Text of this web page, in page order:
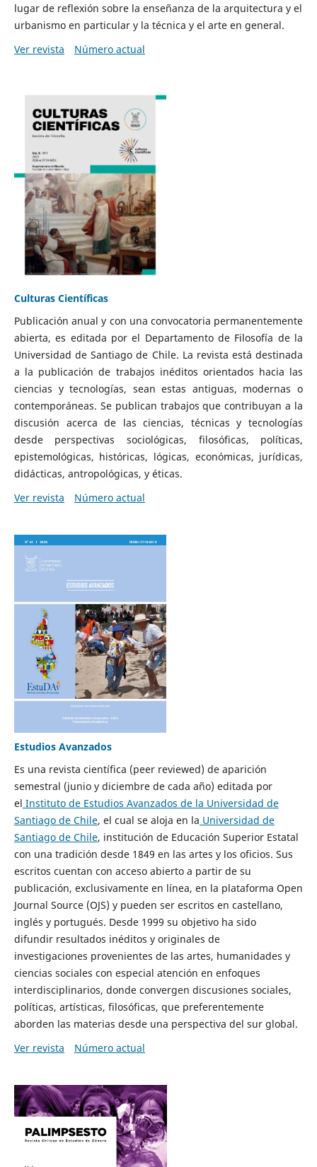
lugar de reflexión sobre la enseñanza de la arquitectura y el
urbanismo en particular y la técnica y el arte en general.
Ver revista
Número actual
Culturas Científicas
Publicación anual y con una convocatoria permanentemente
abierta, es editada por el Departamento de Filosofía de la
Universidad de Santiago de Chile. La revista está destinada
a la publicación de trabajos inéditos orientados hacia las
ciencias y tecnologías, sean estas antiguas, modernas o
contemporáneas. Se publican trabajos que contribuyan a la
discusión acerca de las ciencias, técnicas y tecnologías
desde perspectivas sociológicas, filosóficas, políticas,
epistemológicas, históricas, lógicas, económicas, jurídicas,
didácticas, antropológicas, y éticas.
Ver revista
Número actual
Estudios Avanzados
Es una revista científica (peer reviewed) de aparición
semestral (junio y diciembre de cada año) editada por
el Instituto de Estudios Avanzados de la Universidad de
Santiago de Chile, el cual se aloja en la Universidad de
Santiago de Chile, institución de Educación Superior Estatal
con una tradición desde 1849 en las artes y los oficios. Sus
escritos cuentan con acceso abierto a partir de su
publicación, exclusivamente en línea, en la plataforma Open
Journal Source (OJS) y pueden ser escritos en castellano,
inglés y portugués. Desde 1999 su objetivo ha sido
difundir resultados inéditos y originales de
investigaciones provenientes de las artes, humanidades y
ciencias sociales con especial atención en enfoques
interdisciplinarios, donde convergen discusiones sociales,
políticas, artísticas, filosóficas, que preferentemente
aborden las materias desde una perspectiva del sur global.
Ver revista
Número actual